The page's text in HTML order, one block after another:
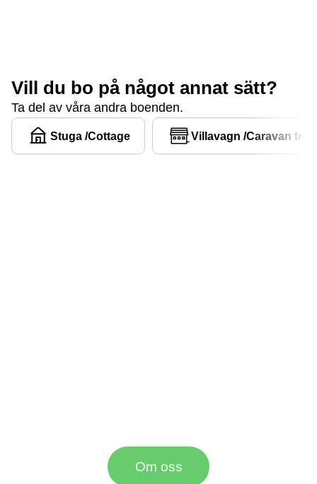
Vill du bo på något annat sätt?
Ta del av våra andra boenden.
Stuga /Cottage Villavagn /Caravan
Om oss